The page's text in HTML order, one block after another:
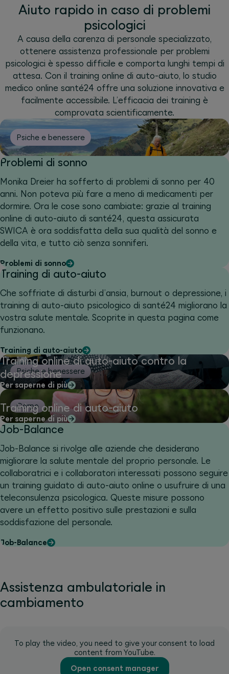
Aiuto rapido in caso di problemi
psicologici
A causa della carenza di personale specializzato,
ottenere assistenza professionale per problemi
psicologici è spesso difficile e comporta lunghi tempi di
attesa. Con il training online di auto-aiuto, lo studio
medico online santé24 offre una soluzione innovativa e
facilmente accessibile. L’efficacia dei training è
comprovata scientificamente.
Psiche e benessere
Problemi di sonno
Monika Dreier ha sofferto di problemi di sonno per 40
anni. Non poteva più fare a meno di medicamenti per
dormire. Ora le cose sono cambiate: grazie al training
online di auto-aiuto di santé24, questa assicurata
SWICA è ora soddisfatta della sua qualità del sonno e
della vita, e tutto ciò senza sonniferi.
Problemi di sonno
Training di auto-aiuto
Che soffriate di disturbi d’ansia, burnout o depressione, i
training di auto-aiuto psicologico di santé24 migliorano la
vostra salute mentale. Scoprite in questa pagina come
funzionano.
Training di auto-aiuto
Psiche e benessere
Training online di auto-aiuto contro la
depressione
Per saperne di più
Corpo
Training online di auto-aiuto
Per saperne di più
Job-Balance
Job-Balance si rivolge alle aziende che desiderano
migliorare la salute mentale del proprio personale. Le
collaboratrici e i collaboratori interessati possono seguire
un training guidato di auto-aiuto online o usufruire di una
teleconsulenza psicologica. Queste misure possono
avere un effetto positivo sulle prestazioni e sulla
soddisfazione del personale.
Job-Balance
Assistenza ambulatoriale in
cambiamento
To play the video, you need to give your consent to load
content from YouTube.
Open consent manager